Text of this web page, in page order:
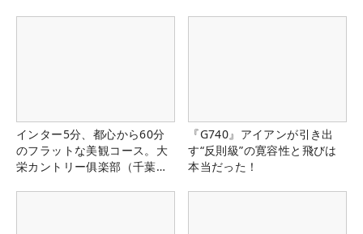
インター5分、都心から60分
のフラットな美観コース。大
栄カントリー俱楽部（千葉
『G740』アイアンが引き出
す“反則級”の寛容性と飛びは
本当だった！